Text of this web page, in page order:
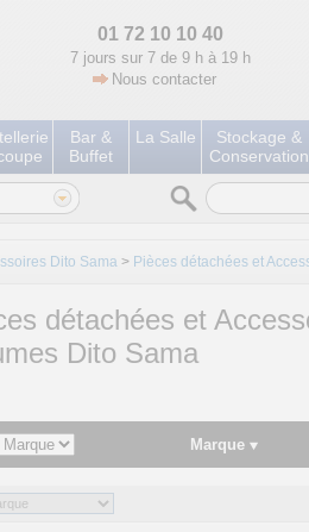
01 72 10 10 40
7 jours sur 7 de 9 h à 19 h
Nous contacter
Bar &
Buffet
La Salle
Stockage &
Conservation
Dito Sama > Pièces détachées et
détachées et
Dito Sama
Marque